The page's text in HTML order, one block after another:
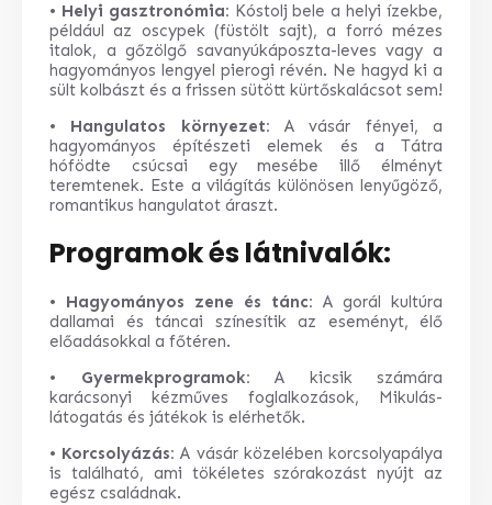
• Helyi gasztronómia: Kóstolj bele a helyi ízekbe,
például az oscypek (füstölt sajt), a forró mézes
italok, a gőzölgő savanyúkáposzta-leves vagy a
hagyományos lengyel pierogi révén. Ne hagyd ki a
sült kolbászt és a frissen sütött kürtőskalácsot sem!
• Hangulatos környezet: A vásár fényei, a
hagyományos építészeti elemek és a Tátra
hófödte csúcsai egy mesébe illő élményt
teremtenek. Este a világítás különösen lenyűgöző,
romantikus hangulatot áraszt.
Programok és látnivalók:
• Hagyományos zene és tánc: A gorál kultúra
dallamai és táncai színesítik az eseményt, élő
előadásokkal a főtéren.
• Gyermekprogramok: A kicsik számára
karácsonyi kézműves foglalkozások, Mikulás-
látogatás és játékok is elérhetők.
• Korcsolyázás: A vásár közelében korcsolyapálya
is található, ami tökéletes szórakozást nyújt az
egész családnak.